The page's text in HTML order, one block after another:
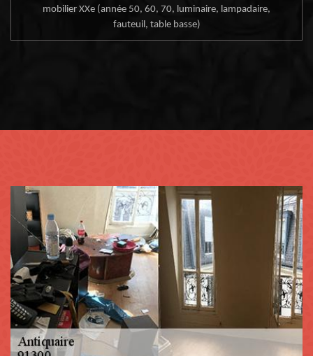
mobilier XXe (année 50, 60, 70, luminaire, lampadaire,
fauteuil, table basse)